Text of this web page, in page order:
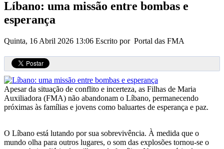
Líbano: uma missão entre bombas e
esperança
Quinta, 16 Abril 2026 13:06 Escrito por Portal das FMA
Apesar da situação de conflito e incerteza, as Filhas de Maria
Auxiliadora (FMA) não abandonam o Líbano, permanecendo
próximas às famílias e jovens como baluartes de esperança e paz.
O Líbano está lutando por sua sobrevivência. À medida que o
mundo olha para outros lugares, o som das explosões tornou-se o